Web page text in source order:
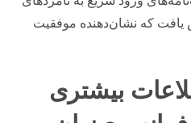
به ۴.۵٪ افزایش یافت که نشان‌دهنده موفقیت
بیشتری